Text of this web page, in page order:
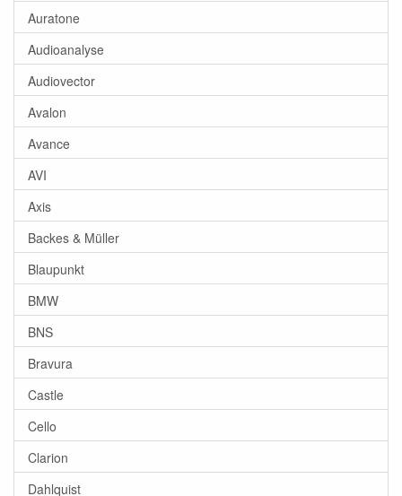
Auratone
Audioanalyse
Audiovector
Avalon
Avance
AVI
Axis
Backes & Müller
Blaupunkt
BMW
BNS
Bravura
Castle
Cello
Clarion
Dahlquist